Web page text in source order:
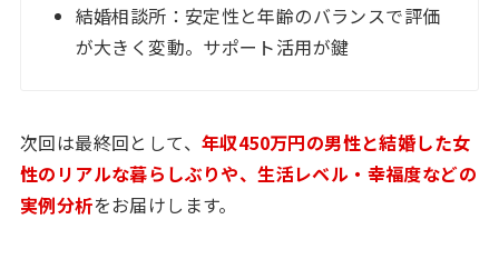
結婚相談所：安定性と年齢のバランスで評価
が大きく変動。サポート活用が鍵
次回は最終回として、 年収450万円の男性と結婚した女
性のリアルな暮らしぶりや、生活レベル・幸福度などの
実例分析をお届けします。